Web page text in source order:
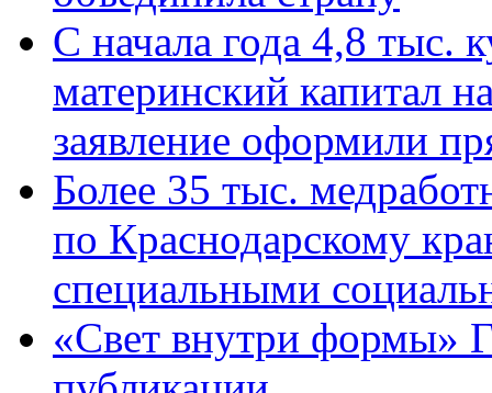
С начала года 4,8 тыс.
материнский капитал
заявление оформили
Более 35 тыс.
по Краснодарскому
специальными
«Свет внутри формы»